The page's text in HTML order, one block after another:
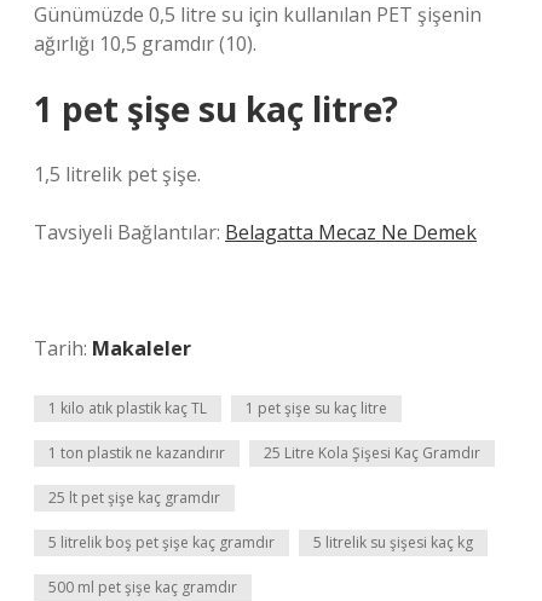
Günümüzde 0,5 litre su için kullanılan PET şişenin
ağırlığı 10,5 gramdır (10).
1 pet şişe su kaç litre?
1,5 litrelik pet şişe.
Tavsiyeli Bağlantılar: Belagatta Mecaz Ne Demek
Tarih: Makaleler
1 kilo atık plastik kaç TL 1 pet şişe su kaç litre
1 ton plastik ne kazandırır 25 Litre Kola Şişesi Kaç Gramdır
25 lt pet şişe kaç gramdır
5 litrelik boş pet şişe kaç gramdır 5 litrelik su şişesi kaç kg
500 ml pet şişe kaç gramdır